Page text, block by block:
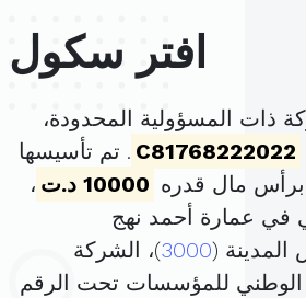
افتر سكول
ذات المسؤولية المحدودة،
C81768222022 . تم تأسيسها
10000 د.ت
،
في عمارة أحمد نهج
(
3000)، الشركة
للمؤسسات تحت الرقم